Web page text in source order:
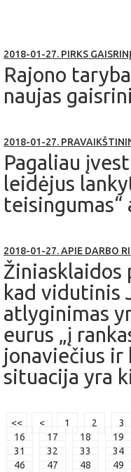
2018-01-27. PIRKS
Rajono
naujas
2018-01-27.
Pagaliau
leidėjus
2018-01-27. APIE DARBO
Žiniasklaidos
kad vidutinis
atlyginimas
eurus „į
jonaviečius
situacija yra
<< < 1 2
3
16
17 18
19
31
32 33
34
46
47 48
49